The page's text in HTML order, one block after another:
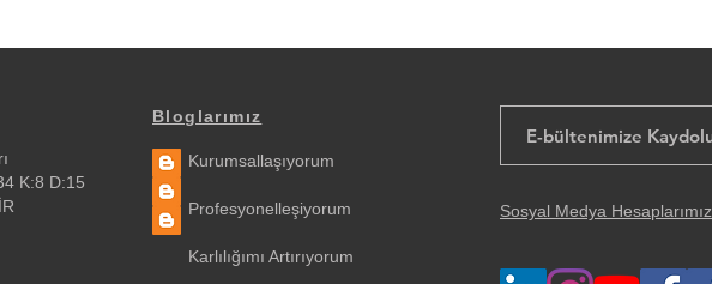
K:8 D:15
Bloglarımız
Kurumsallaşıyorum
Profesyonelleşiyorum Sosyal Medya Hesaplarımız
Karlılığımı Artırıyorum